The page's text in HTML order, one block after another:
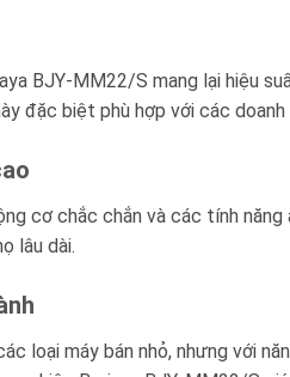
BJY-MM22/S mang lại hiệu
đặc biệt phù hợp với các
cơ chắc chắn và các tính
lâu dài.
loại máy bán nhỏ, nhưng với